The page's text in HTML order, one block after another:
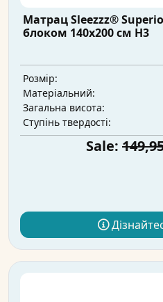
Матрац Sleezzz®
блоком 140x200 см H3
Розмір:
Матеріальний:
Загальна висота:
Ступінь твердості:
Sale: